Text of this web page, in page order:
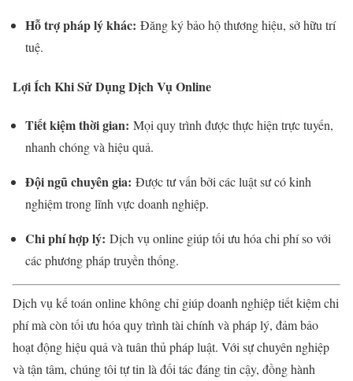
Hỗ trợ pháp lý khác: Đăng ký bảo hộ thương hiệu, sở hữu trí
tuệ.
Lợi Ích Khi Sử Dụng Dịch Vụ Online
Tiết kiệm thời gian: Mọi quy trình được thực hiện trực tuyến,
nhanh chóng và hiệu quả.
Đội ngũ chuyên gia: Được tư vấn bởi các luật sư có kinh
nghiệm trong lĩnh vực doanh nghiệp.
Chi phí hợp lý: Dịch vụ online giúp tối ưu hóa chi phí so với
các phương pháp truyền thống.
Dịch vụ kế toán online không chỉ giúp doanh nghiệp tiết kiệm chi
phí mà còn tối ưu hóa quy trình tài chính và pháp lý, đảm bảo
hoạt động hiệu quả và tuân thủ pháp luật. Với sự chuyên nghiệp
và tận tâm, chúng tôi tự tin là đối tác đáng tin cậy, đồng hành